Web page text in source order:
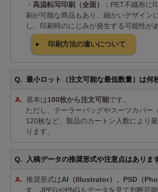
・ 高温転写印刷（全面）
：PET不織布に
刷が可能な商品もあり、細かいデザイン
し、印刷時のにじみが発生する可能性が
印刷方法の違いについて
最小ロット（注文可能な最低数量）は何
基本は100枚から注文可能です。
ただし、テーラーバッグやスーツカバー
120枚など、製品のカートン入数により
ります。
入稿データの推奨形式や注意点はありま
推奨形式はAI（Illustrator）、PSD（
す。JPEGやPNGもデータを見て判断可